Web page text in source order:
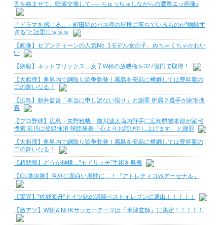
舌を絡ませて、唾液交換して── ちゅっちゅしながらの濃厚エッ画像♪
「ドラマを感じる…」町田駅のバス停の屋根に落ちているものが“物騒す
ぎる”と話題にｗｗｗ
【画像】セブンティーンの人気No. 1モデル女の子、めちゃくちゃかわい
い
【朗報】ネットフリックス、女子W杯の放映権を327億円で取得！
【大相撲】角界内で綱取り論争勃発！霧島を安易に横綱しては豊昇龍の
二の舞いなる！
【広島】新井監督「本当に申し訳ない限り」と謝罪 所属２選手が家宅捜
索
【プロ野球】広島・矢野雅哉、前川誠太両内野手に広島県警本部が家宅
捜索 前川は登録抹消 球団発表「心よりお詫び申し上げます」と謝罪
【大相撲】角界内で綱取り論争勃発！霧島を安易に横綱しては豊昇龍の
二の舞いなる！
【超悲報】どうか神様…"モドリッチ"手術を発表
【CL準決勝】意外に面白い展開に…！『アトレティコvsアーセナル』
【驚異】”佐野海舟“ドイツ誌の週間ベストイレブンに選出！！！！！
【激アツ】W杯＆NHKサッカーテーマは『米津玄師』に決定！！！！！